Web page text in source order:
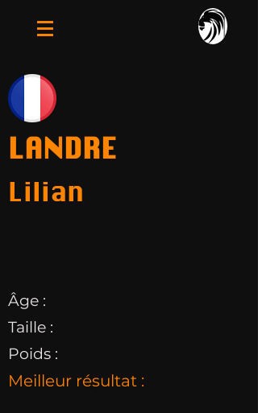
LANDRE
Lilian
Âge :
Taille :
Poids :
Meilleur résultat :